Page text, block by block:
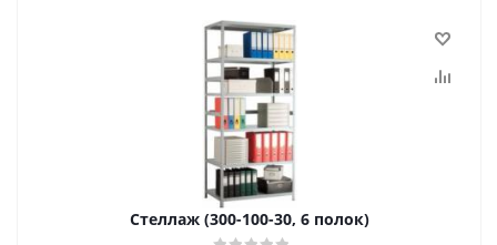
Стеллаж (300-100-30, 6 полок)